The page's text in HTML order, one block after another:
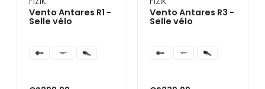
Vento Antares R1 -
Selle vélo
Vento Antares R3 -
Selle vélo